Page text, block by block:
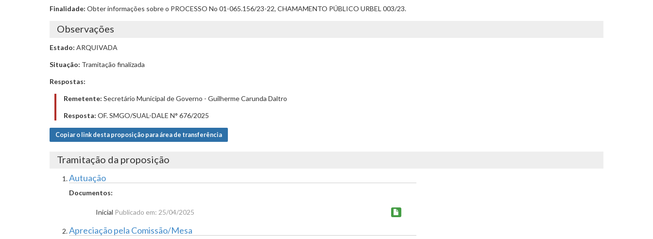
Finalidade: Obter informações sobre o PROCESSO No 01-065.156/23-22, CHAMAMENTO PÚBLICO URBEL 003/23.
Observações
Estado: ARQUIVADA
Situação: Tramitação finalizada
Respostas:
Remetente: Secretário Municipal de Governo - Guilherme Carunda Daltro
Resposta: OF. SMGO/SUAL-DALE N° 676/2025
Copiar o link desta proposição para área de transferência
Tramitação da proposição
Autuação
Documentos:
Inicial Publicado em: 25/04/2025
Apreciação pela Comissão/Mesa